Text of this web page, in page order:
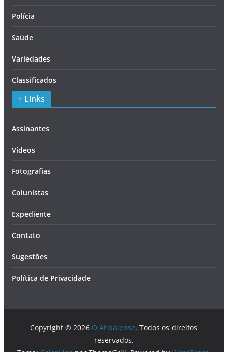
Polícia
Saúde
Variedades
Classificados
+ Links
Assinantes
Vídeos
Fotografias
Colunistas
Expediente
Contato
Sugestões
Política de Privacidade
Copyright © 2026 O Atibaiense. Todos os direitos
reservados.